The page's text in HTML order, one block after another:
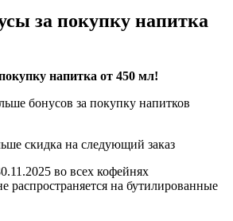
за покупку напитка
напитка от 450 мл!
бонусов за покупку напитков
скидка на следующий заказ
во всех кофейнях
на бутилированные